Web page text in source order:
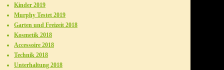
Kinder 2019
Murphy Testet 2019
Garten und Freizeit 2018
Kosmetik 2018
Accessoire 2018
Technik 2018
Unterhaltung 2018